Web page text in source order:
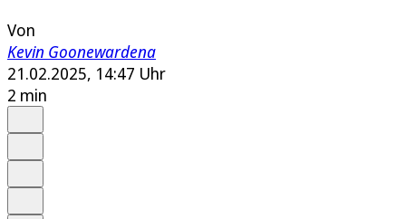
Von
Kevin Goonewardena
21.02.2025, 14:47 Uhr
2 min